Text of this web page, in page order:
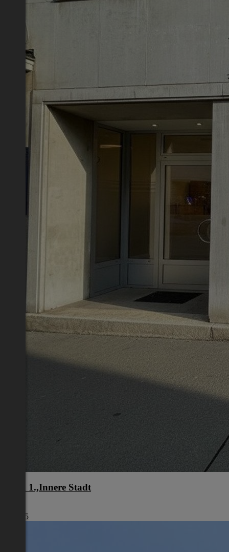
Wien 1.,Innere Stadt
€ 1.245